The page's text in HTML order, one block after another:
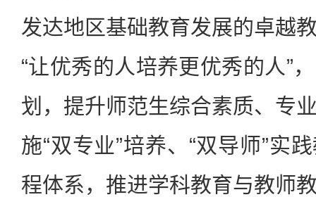
发达地区基础教育发展的卓越
“让优秀的人培养更优秀的人”
划，提升师范生综合素质、专
施“双专业”培养、“双导师”实
程体系，推进学科教育与教师